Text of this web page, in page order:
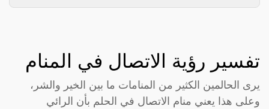
تفسير رؤية الاتصال في المنام
يرى الحالمين الكثير من المنامات ما بين الخير والشر،
وعلى هذا يعني منام الاتصال في الحلم بأن الرائي